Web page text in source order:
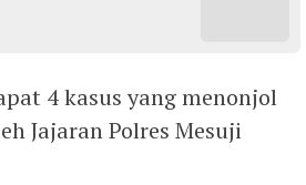
4 kasus yang menonjol
Jajaran Polres Mesuji